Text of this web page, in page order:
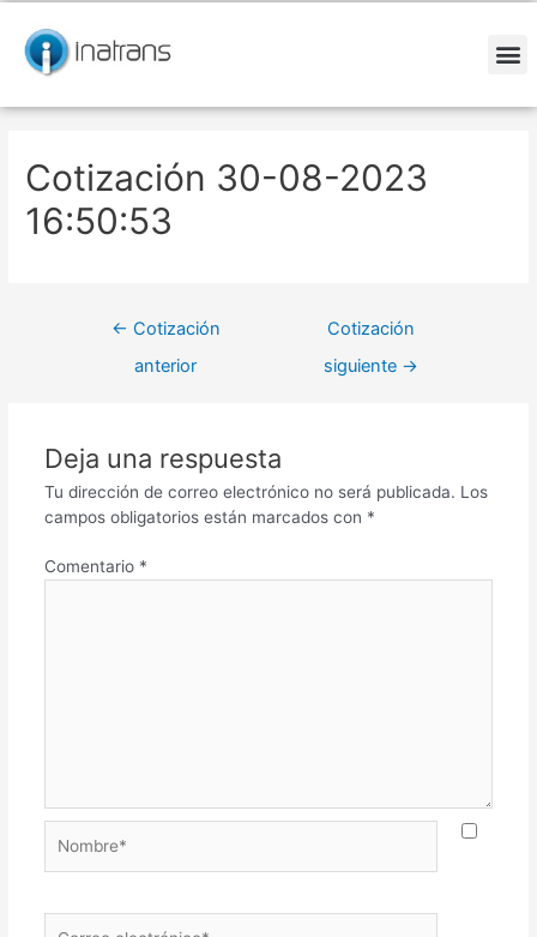
contenido
Cotización 30-08-2023
16:50:53
de
entradas
← Cotización
anterior
Cotización
siguiente →
Deja una respuesta
Tu dirección de correo electrónico no será publicada. Los
campos obligatorios están marcados con *
Comentario *